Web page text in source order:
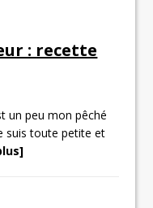
: recette
un peu mon pêché
suis toute petite et